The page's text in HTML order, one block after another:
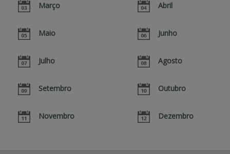
BENEFICIARY SUPPORT
Login / Register
Março Abril
Maio Junho
Julho Agosto
Setembro Outubro
Novembro Dezembro